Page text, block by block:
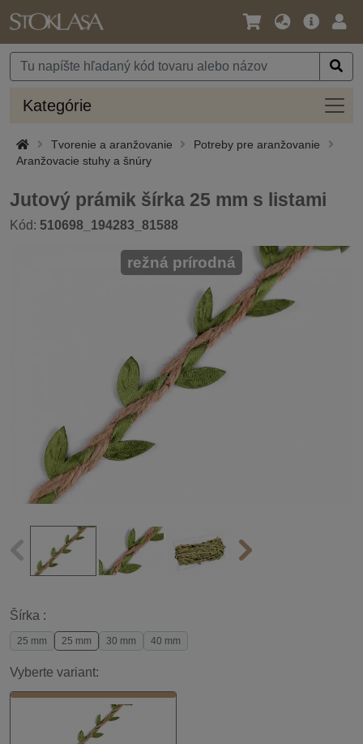
Jazyk
Mena
Hlavná
Kategórie
Tvorenie a aranžovanie
Potreby pre aranžovanie
Aranžovacie stuhy a šnúry
Jutový prámik šírka 25 mm s listami
Kód: 510698_194283_81588
režná prírodná
Šírka :
25 mm 25 mm 30 mm 40 mm
Vyberte variant: